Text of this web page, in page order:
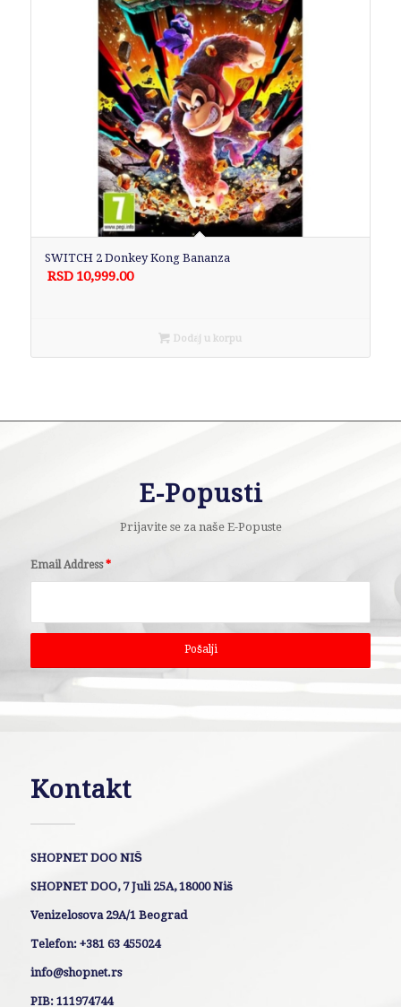
SWITCH 2 Donkey Kong Bananza
RSD 10,999.00
Dodaj u korpu
E-Popusti
Prijavite se za naše E-Popuste
Email Address*
Kontakt
SHOPNET DOO NIŠ
SHOPNET DOO, 7 Juli 25A, 18000 Niš
Venizelosova 29A/1 Beograd
Telefon: +381 63 455024
info@shopnet.rs
PIB: 111974744